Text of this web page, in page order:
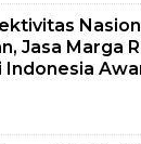
Jasa Marga
Indonesia